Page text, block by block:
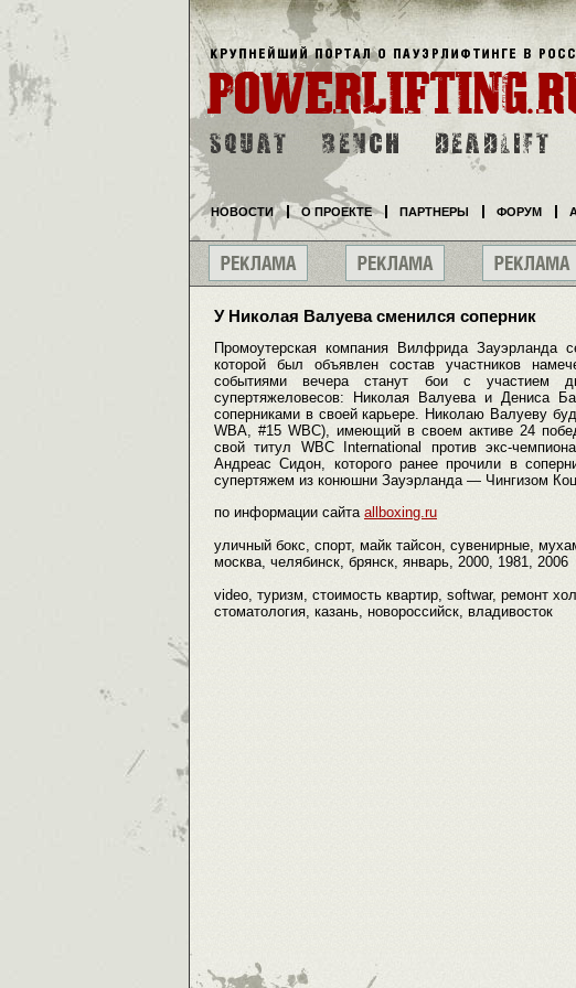
У Николая Валуева сменился соперник
Промоутерская компания Вилфрида Зауэрланда
которой был объявлен состав участников
событиями вечера станут бои с участием
супертяжеловесов: Николая Валуева и Дениса
соперниками в своей карьере. Николаю Валуеву
WBA, #15 WBC), имеющий в своем активе 24
свой титул WBC International против экс-
Андреас Сидон, которого ранее прочили в
супертяжем из конюшни Зауэрланда — Чингизом
по информации сайта allboxing.ru
уличный бокс, спорт, майк тайсон, сувенирные,
москва, челябинск, брянск, январь, 2000, 1981, 2006
video, туризм, стоимость квартир, softwar, ремонт
стоматология, казань, новороссийск, владивосток
НОВОСТИ О ПРОЕКТЕ ПАРТНЕРЫ ФОРУМ